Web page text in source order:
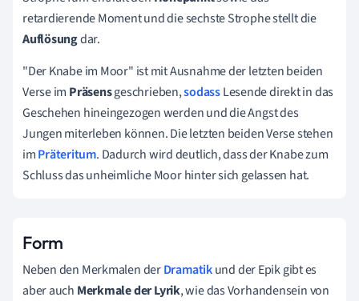
retardierende Moment und die sechste Strophe stellt die
Auflösungdar.
"Der Knabe im Moor" ist mit Ausnahme der letzten beiden
Verse im Präsensgeschrieben,sodassLesende direkt in das
Geschehen hineingezogen werden und die Angst des
Jungen miterleben können. Die letzten beiden Verse stehen
imPräteritum. Dadurch wird deutlich, dass der Knabe zum
Schluss das unheimliche Moor hinter sich gelassen hat.
Form
Neben den Merkmalen derDramatikund der Epik gibt es
aber auch Merkmale der Lyrik, wie das Vorhandensein von